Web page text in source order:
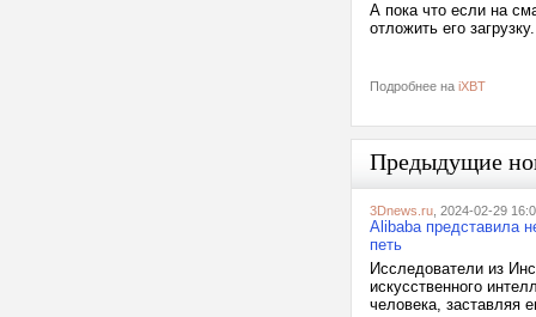
А пока что если на
отложить его
Подробнее на iXBT
Предыдущие
3Dnews.ru , 2024-02-29
Alibaba представила
петь
Исследователи из
искусственного
человека, заставляя